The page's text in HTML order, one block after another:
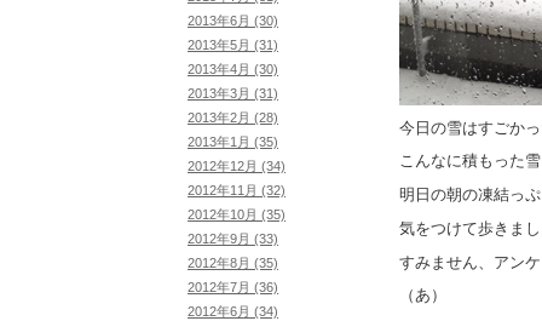
今日の雪はすごか
こんなに積もった
明日の朝の凍結っ
気をつけて歩きま
すみません、アン
（あ）
2013年6月 (30)
2013年5月 (31)
2013年4月 (30)
2013年3月 (31)
2013年2月 (28)
2013年1月 (35)
2012年12月 (34)
2012年11月 (32)
2012年10月 (35)
2012年9月 (33)
2012年8月 (35)
2012年7月 (36)
2012年6月 (34)